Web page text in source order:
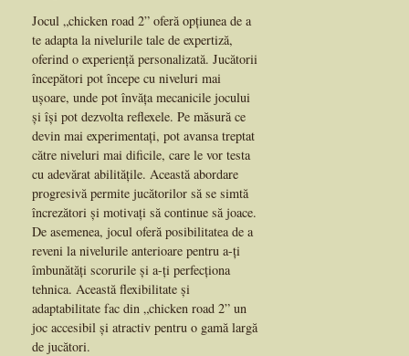
Jocul „chicken road 2” oferă opțiunea de a
te adapta la nivelurile tale de expertiză,
oferind o experiență personalizată. Jucătorii
începători pot începe cu niveluri mai
ușoare, unde pot învăța mecanicile jocului
și își pot dezvolta reflexele. Pe măsură ce
devin mai experimentați, pot avansa treptat
către niveluri mai dificile, care le vor testa
cu adevărat abilitățile. Această abordare
progresivă permite jucătorilor să se simtă
încrezători și motivați să continue să joace.
De asemenea, jocul oferă posibilitatea de a
reveni la nivelurile anterioare pentru a-ți
îmbunătăți scorurile și a-ți perfecționa
tehnica. Această flexibilitate și
adaptabilitate fac din „chicken road 2” un
joc accesibil și atractiv pentru o gamă largă
de jucători.